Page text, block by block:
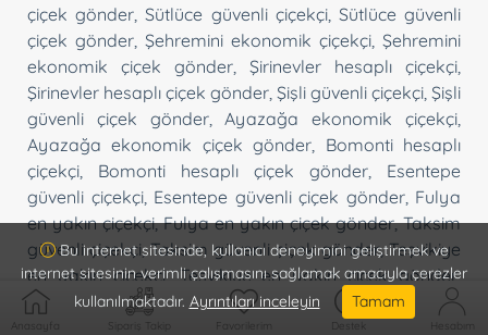
çiçek gönder ,Sütlüce güvenli çiçekçi, Sütlüce güvenli
çiçek gönder Şehremini ekonomik çiçekçi Şehremini
ekonomik çiçek gönder
Şirinevler hesaplı çiçekçi
Şirinevler hesaplı çiçek gönder Şişli güvenli çiçekçi Şişli
güvenli çiçek gönder,Ayazağa ekonomik çiçekçi
Ayazağa ekonomik çiçek gönder
Bomonti hesaplı
çiçekçi
Bomonti hesaplı çiçek gönder
Esentepe
güvenli çiçekçi, Esentepe güvenli çiçek gönder, Fulya
en yakın çiçekçi,Fulya en yakın çiçek gönder,Taksim
güvenli çiçekçi,Taksim güvenli çiçek gönder,Teşvikiye
en yakın çiçekçi,Teşvikiye en yakın çiçek gönder,
Topağacı ucuz çiçekçi,Topağacı ucuz çiçek gönder,
Tophane hesaplı çiçekçi
Tophane hesaplı çiçek
Anasayfa Sipariş Takip Favorilerim Destek Hesabım
Bu internet sitesinde, kullanıcı deneyimini geliştirmek ve
internet sitesinin verimli çalışmasını sağlamak amacıyla çerezler
kullanılmaktadır. Ayrıntıları inceleyin Tamam